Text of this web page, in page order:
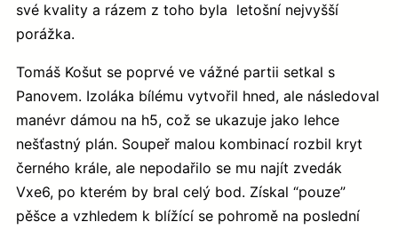
své kvality a rázem z toho byla letošní nejvyšší
porážka.
Tomáš Košut se poprvé ve vážné partii setkal s
Panovem. Izoláka bílému vytvořil hned, ale následoval
manévr dámou na h5, což se ukazuje jako lehce
nešťastný plán. Soupeř malou kombinací rozbil kryt
černého krále, ale nepodařilo se mu najít zvedák
Vxe6, po kterém by bral celý bod. Získal “pouze”
pěšce a vzhledem k blížící se pohromě na poslední